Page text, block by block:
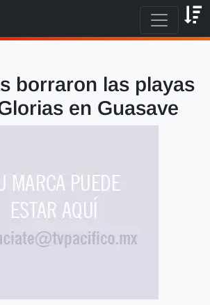
borraron las playas
en Guasave